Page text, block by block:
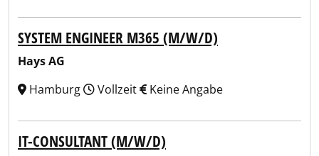
SYSTEM ENGINEER M365 (M/W/D)
Hays AG
Hamburg
Vollzeit Keine Angabe
IT-CONSULTANT (M/W/D)